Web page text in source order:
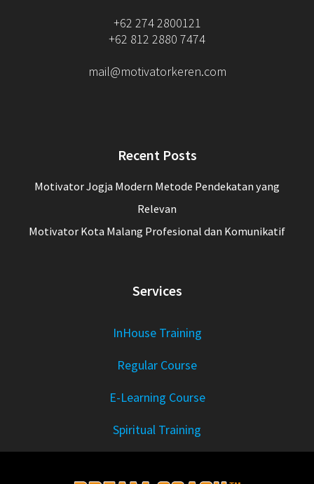
+62 274 2800121
+62 812 2880 7474
mail@motivatorkeren.com
Recent Posts
Motivator Jogja Modern Metode Pendekatan yang
Relevan
Motivator Kota Malang Profesional dan Komunikatif
Services
InHouse Training
Regular Course
E-Learning Course
Spiritual Training